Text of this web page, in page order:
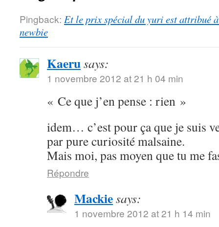
Pingback: Et le prix spécial du yuri est attribué
newbie
Kaerusays:
1 novembre 2012 at 21 h 04 min
« Ce que j’en pense : rien »
idem… c’est pour ça que je suis
par pure curiosité malsaine.
Mais moi, pas moyen que tu me
Répondre
Mackiesays:
1 novembre 2012 at 21 h 14 min